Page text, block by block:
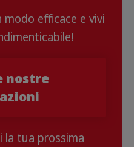
efficace e vivi
nostre
la tua prossima